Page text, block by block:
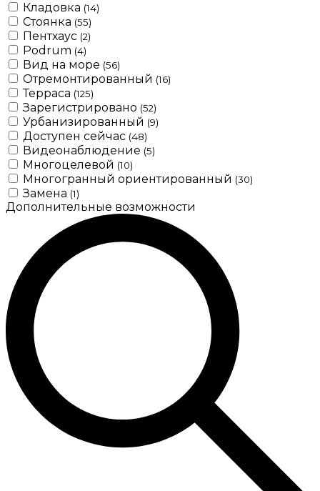
Кладовка (14)
Стоянка (55)
Пентхаус (2)
Podrum (4)
Вид на море (56)
Отремонтированный (16)
Терраса (125)
Зарегистрировано (52)
Урбанизированный (9)
Доступен сейчас (48)
Видеонаблюдение (5)
Многоцелевой (10)
Многогранный ориентированный (30)
Замена (1)
Дополнительные возможности